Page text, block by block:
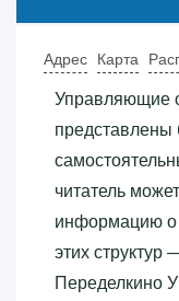
Адрес Карта
Управляющие
представлены
читатель
информацию о
этих
Переделкино